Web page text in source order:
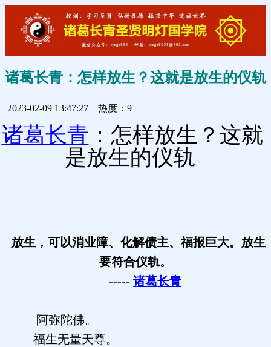
诸葛长青：怎样放生？这就是放生的仪轨
2023-02-09 13:47:27 热度：9
诸葛长青 ：怎样放生？这就
是放生的仪轨
放生，可以消业障、化解债主、福报巨大。放生
要符合仪轨。
----- 诸葛长青
阿弥陀佛。
福生无量天尊。